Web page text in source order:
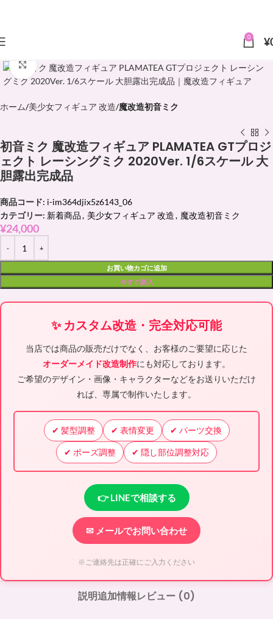
0 ¥
クリックで拡大
ホーム 美少女フィギュア 改造 魔改造初音ミク
初音ミク 魔改造フィギュア PLAMATEA GTプロジ
ェクト レーシングミク 2020Ver. 1/6スケール 大
胆露出完成品
商品コード: i-im364djix5z6143_06
カテゴリー: 新着商品, 美少女フィギュア 改造, 魔改造初音ミク
¥24,000
お買い物カゴに追加
今すぐ購入
✨ カスタム改造・完全対応可能
当店では商品の販売だけでなく、お客様のご要望に応じた
オーダーメイド改造制作にも対応しております。
ご希望のデザイン・画像・キャラクターなどをお送りいただけ
れば、専属で制作いたします。
✔ 髪型調整 ✔ 表情変更 ✔ パーツ交換
✔ ポーズ調整 ✔ 隠し部位調整対応
👉 LINEで相談する
✉ メールでお問い合わせ
※ご連絡先は正確にご入力ください
説明追加情報レビュー (0)